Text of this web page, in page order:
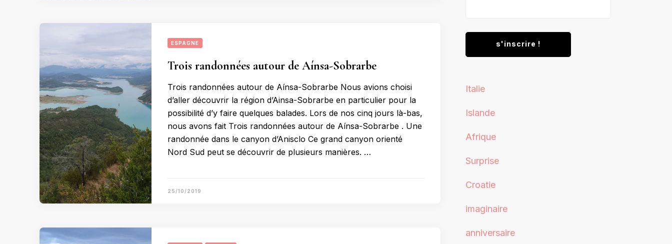
ESPAGNE
Trois randonnées autour de Aínsa-Sobrarbe
Trois randonnées autour de Aínsa-Sobrarbe Nous avions choisi
d’aller découvrir la région d’Ainsa-Sobrarbe en particulier pour la
possibilité d’y faire quelques balades. Lors de nos cinq jours là-bas,
nous avons fait Trois randonnées autour de Aínsa-Sobrarbe . Une
randonnée dans le canyon d’Anisclo Ce grand canyon orienté
Nord Sud peut se découvrir de plusieurs manières. …
25/10/2019
Italie
Islande
Afrique
Surprise
Croatie
imaginaire
anniversaire